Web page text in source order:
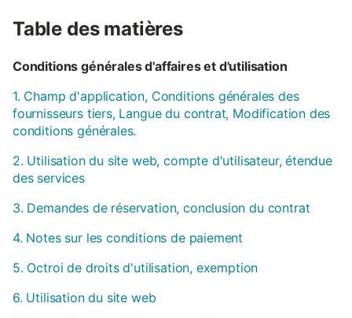
Table des matières
Conditions générales d'affaires et d'utilisation
1. Champ d'application, Conditions générales des
fournisseurs tiers, Langue du contrat, Modification des
conditions générales.
2. Utilisation du site web, compte d'utilisateur, étendue
des services
3. Demandes de réservation, conclusion du contrat
4. Notes sur les conditions de paiement
5. Octroi de droits d'utilisation, exemption
6. Utilisation du site web